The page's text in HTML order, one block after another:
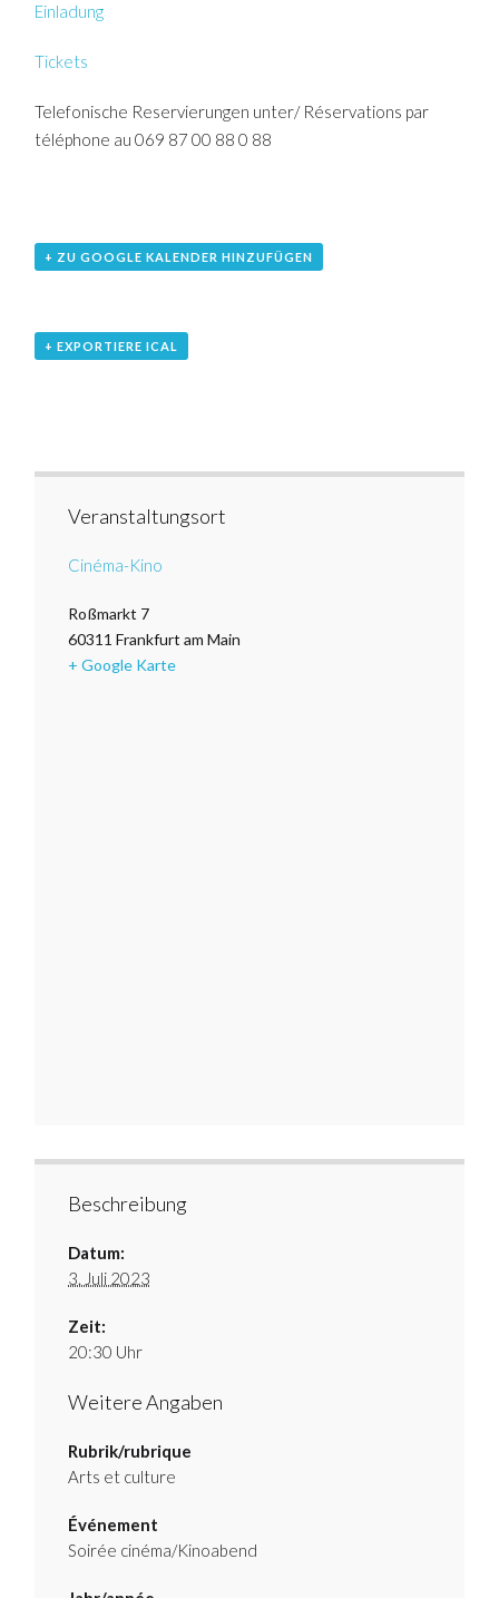
Einladung
Tickets
Telefonische Reservierungen unter/ Réservations par
téléphone au 069 87 00 88 0 88
+ ZU GOOGLE KALENDER HINZUFÜGEN
+ EXPORTIERE ICAL
Veranstaltungsort
Cinéma-Kino
Roßmarkt 7
60311 Frankfurt am Main
+ Google Karte
Beschreibung
Datum:
3. Juli 2023
Zeit:
20:30 Uhr
Weitere Angaben
Rubrik/rubrique
Arts et culture
Événement
Soirée cinéma/Kinoabend